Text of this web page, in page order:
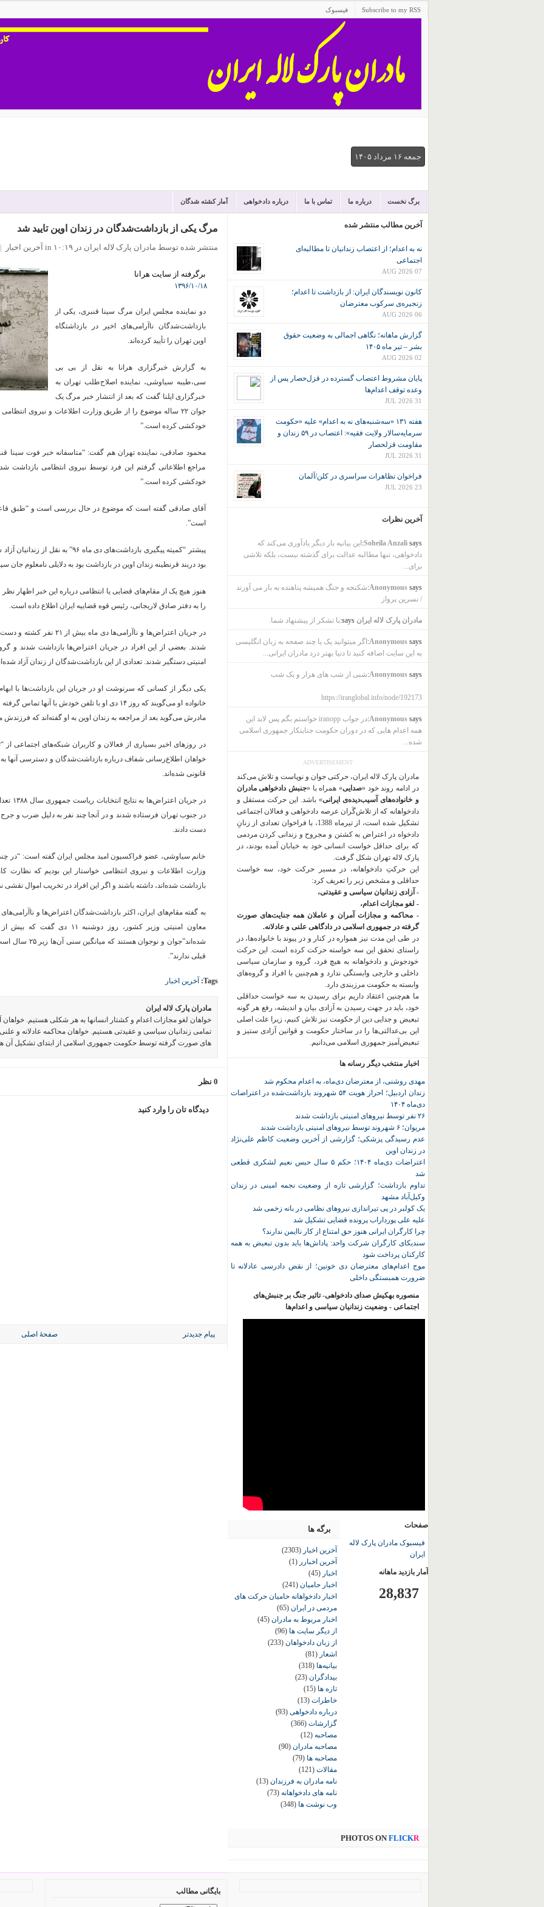
Subscribe to my RSS فیسبوک
جمعه ۱۶ مرداد ۱۴۰۵
برگ نخست درباره ما تماس با ما درباره دادخواهی آمار کشته شدگان
مرگ یکی از بازداشت‌شدگان در زندان اوین تایید شد
منتشر شده توسط مادران پارک لاله ایران در ۱۰:۱۹ in آخرین اخبار |
برگرفته از سایت هرانا
۱۳۹۶/۱۰/۱۸
دو نماینده مجلس ایران مرگ سینا قنبری، یکی از
بازداشت‌شدگان ناآرامی‌های اخیر در بازداشتگاه
اوین تهران را تأیید کرده‌اند.
به گزارش خبرگزاری هرانا به نقل از بی بی
سی،طیبه سیاوشی، نماینده اصلاح‌طلب تهران به
خبرگزاری ایلنا گفت که بعد از انتشار خبر مرگ یک
جوان ۲۲ ساله موضوع را از طریق وزارت اطلاعات و نیروی
خودکشی کرده است.”
محمود صادقی، نماینده تهران هم گفت: “متاسفانه خبر فوت سینا
مراجع اطلاعاتی گرفتم این فرد توسط نیروی انتظامی بازداشت
خودکشی کرده است.”
آقای صادقی گفته است که موضوع در حال بررسی است و “طبق
است”.
پیشتر “کمیته پیگیری بازداشت‌های دی
بود دربند قرنطینه زندان اوین در بازداشت بود به دلایلی نامعلوم جان
هنوز هیچ یک از مقام‌های قضایی یا انتظامی درباره این خبر اظهار
را به دفتر صادق لاریجانی، رئیس قوه قضاییه ایران اطلاع داده است.
شدند. بعضی از این افراد در جریان اعتراض‌ها بازداشت شدند و
امنیتی دستگیر شدند. تعدادی از این بازداشت‌شدگان از زندان آزاد
خانواده او می‌گویند که روز ۱۴ دی او با تلفن خودش
مادرش می‌گوید بعد از مراجعه به زندان اوین به او گفته‌اند که
در روزهای اخیر بسیاری از فعالان و کاربران شبکه‌های اجتماعی از
خواهان اطلاع‌رسانی شفاف درباره بازداشت‌شدگان و دسترسی آنها به
قانونی شده‌اند.
در
در جنوب تهران فرستاده شدند و در آنجا چند نفر به دلیل ضرب و
دست دادند.
خانم سیاوشی، عضو فراکسیون امید مجلس ایران گفته است: “در چند
وزارت اطلاعات و نیروی انتظامی خواستار این بودیم که نظارت
بازداشت شده‌اند، داشته باشند و اگر این افراد در تخریب اموال نقشی
به گفته مقام‌های ایران، اکثر بازداشت‌شدگان اعتراض‌ها و
شده‌‌اند”جوان و
قبلی ندارند”.
Tags: آخرین اخبار
مادران پارک لاله ایران
خواهان لغو مجازات اعدام و کشتار انسانها به هر شکلی هستیم.
تمامی زندانیان سیاسی و عقیدتی هستیم. خواهان محاکمه عادلانه و
های صورت گرفته توسط حکومت جمهوری اسلامی از ابتدای تشکیل آن
0 نظر
دیدگاه تان را وارد کنید
پیام جدیدتر صفحهٔ اصلی
آخرین مطالب منتشر شده
نه به اعدام؛ از اعتصاب زندانیان تا مطالبه‌ای
اجتماعی
07 AUG 2026
کانون نويسندگان ايران: از بازداشت تا اعدام؛
زنجیره‌ی سرکوب معترضان
06 AUG 2026
گزارش ماهانه؛ نگاهی اجمالی به وضعیت حقوق
بشر – تیر ماه ۱۴۰۵
02 AUG 2026
پایان مشروط اعتصاب گسترده در قزل‌حصار پس از
وعده توقف اعدام‌ها
31 JUL 2026
هفته ۱۳۱ «سه‌شنبه‌های نه به اعدام» علیه «حکومت
سرمایه‌سالار ولایت فقیه»: اعتصاب در ۵۹ زندان و
مقاومت قزلحصار
31 JUL 2026
فراخوان تظاهرات سراسری در کلن/آلمان
23 JUL 2026
آخرین نظرات
Soheila Anzalisays:
این بیانیه بار دیگر یادآوری می‌کند که
دادخواهی، تنها مطالبه عدالت برای گذشته نیست، بلکه تلاشی
برای...
Anonymoussays:
شکنجه و جنگ همیشه پناهنده به بار می آورند
/ نسرین پرواز
مادران پارک لاله ایران says: با تشکر از پیشنهاد شما.
Anonymoussays:
اگر میتوانید یک یا چند صفحه به زبان انگلیسی
به این سایت اضافه کنید تا دنیا بهتر درد مادران ایرانی...
Anonymoussays: شبی از شب های هزار و یک شب
https://iranglobal.info/node/192173
Anonymoussays:
در جواب iranopp خواستم بگم پس لابد این
همه اعدام هایی که در دوران حکومت جنایتکار جمهوری اسلامی
شده...
ADVERTISEMENT
مادران پارک لاله ایران، حرکتی جوان و نوپاست و تلاش می‌کند
در ادامه روند خود «صدایی» همراه با «جنبش دادخواهی مادران
و خانواده‌های آسیب‌دیده‌ی ایرانی» باشد. این حرکت مستقل و
دادخواهانه که از تلاش‌گَران عرصه دادخواهی و فعالان اجتماعی
تشکیل شده است، از تیرماه 1388، با فراخوان تعدادی از زنانِ
دادخواه در اعتراض به کشتن و مجروح و زندانی کردن مردمی
که برای حداقل خواست انسانی خود به خیابان آمده بودند، در
پارک لاله تهران شکل گرفت.
این حرکتِ دادخواهانه، در مسیر حرکت خود، سه خواست
حداقلی و مشخص زیر را تعریف کرد:
- آزادی زندانیان سیاسی و عقیدتی،
- لغو مجازات اعدام،
- محاکمه و مجازات آمران و عاملان همه جنایت‌های صورت
گرفته در جمهوری اسلامی در دادگاهی علنی و عادلانه.
در طی این مدت نیز همواره در کنار و در پیوند با خانواده‌ها، در
راستای تحقق این سه خواسته حرکت کرده است. این حرکت
خودجوش و دادخواهانه به هیچ فرد، گروه و سازمان سیاسی
داخلی و خارجی وابستگی ندارد و هم‌چنین با افراد و گروه‌های
وابسته به حکومت مرزبندی دارد.
ما هم‌چنین اعتقاد داریم برای رسیدن به سه خواست حداقلی
خود، باید در جهت رسیدن به آزادی بیان و اندیشه، رفع هر گونه
تبعیض و جدایی دین از حکومت نیز تلاش کنیم، زیرا علت اصلی
این بی‌عدالتی‌ها را در ساختار حکومت و قوانین آزادی ستیز و
تبعیض‌آمیز جمهوری اسلامی می‌دانیم.
اخبار منتخب دیگر رسانه ها
مهدی روشنی، از معترضان دی‌ماه، به اعدام محکوم شد
زندان اردبیل؛ احراز هویت ۵۴ شهروند بازداشت‌شده در اعتراضات
دی‌ماه ۱۴۰۴
۲۶ نفر توسط نیروهای امنیتی بازداشت شدند
مریوان؛ ۶ شهروند توسط نیروهای امنیتی بازداشت شدند
عدم رسیدگی پزشکی؛ گزارشی از آخرین وضعیت کاظم علی‌نژاد
در زندان اوین
اعتراضات دی‌ماه ۱۴۰۴؛ حکم ۵ سال حبس نعیم لشکری قطعی
شد
تداوم بازداشت؛ گزارشی تازه از وضعیت نجمه امینی در زندان
وکیل‌آباد مشهد
یک کولبر در پی تیراندازی نیروهای نظامی در بانه زخمی شد
علیه علی پورداراب پرونده قضایی تشکیل شد
چرا کارگران ایرانی هنوز حق امتناع از کار ناایمن ندارند؟
سندیکای کارگران شرکت واحد: پاداش‌ها باید بدون تبعیض به همه
کارکنان پرداخت شود
موج اعدام‌های معترضان دی‌ خونین؛ از نقض دادرسی عادلانه تا
ضرورت همبستگی داخلی
منصوره بهکیش صدای دادخواهی- تاثیر جنگ بر جنبش‌های
اجتماعی - وضعیت زندانیان سیاسی و اعدام‌ها
برگه ها
آخرین اخبار (2303)
آخرین اخبارر (1)
اخبار (45)
اخبار حامیان (241)
اخبار دادخواهانه حامیان حرکت های
مردمی در ایران (65)
اخبار مربوط به مادران (45)
از دیگر سایت ها (96)
از زبان دادخواهان (233)
اشعار (81)
بیانیه‌ها (318)
بیدادگران (23)
تازه ها (15)
خاطرات (13)
درباره دادخواهی (93)
گزارشات (366)
مصاحبه (12)
مصاحبه مادران (90)
مصاحبه ها (79)
مقالات (121)
نامه مادران به فرزندان (13)
نامه های دادخواهانه (73)
وب نوشت ها (348)
صفحات
فیسبوک مادران پارک لاله
ایران
آمار بازدید ماهانه
28,837
PHOTOS ON FLICKR
بایگانی مطالب